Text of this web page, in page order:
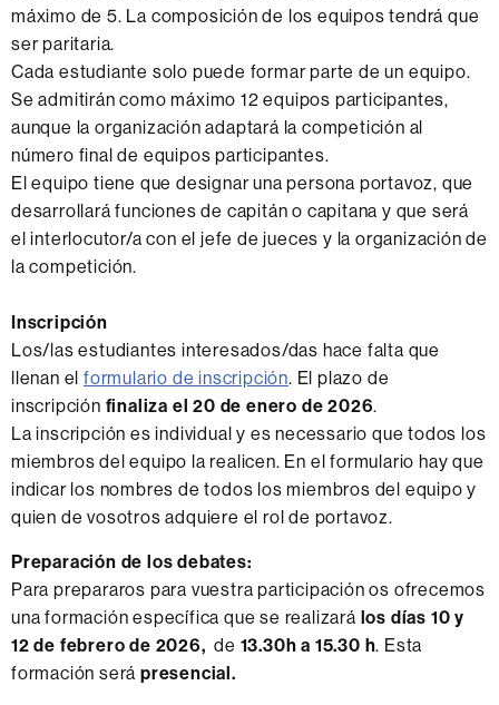
máximo de 5. La composición de los equipos tendrá que
ser paritaria.
Cada estudiante solo puede formar parte de un equipo.
Se admitirán como máximo 12 equipos participantes,
aunque la organización adaptará la competición al
número final de equipos participantes.
El equipo tiene que designar una persona portavoz, que
desarrollará funciones de capitán o capitana y que será
el interlocutor/a con el jefe de jueces y la organización de
la competición.
Inscripción
Los/las estudiantes interesados/das hace falta que
llenan el formulario de inscripción. El plazo de
inscripción finaliza el 20 de enero de 2026.
La inscripción es individual y es necessario que todos los
miembros del equipo la realicen. En el formulario hay que
indicar los nombres de todos los miembros del equipo y
quien de vosotros adquiere el rol de portavoz.
Preparación de los debates:
Para prepararos para vuestra participación os ofrecemos
una formación específica que se realizará los días 10 y
12 de febrero de 2026, de 13.30h a 15.30 h. Esta
formación serápresencial.